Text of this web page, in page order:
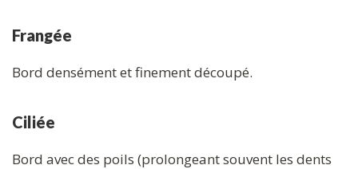
Frangée
Bord densément et finement découpé.
Ciliée
Bord avec des poils (prolongeant souvent les dents